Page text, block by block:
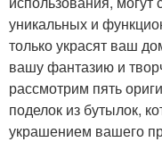
уникальных и
только украсят ваш
вашу фантазию и
рассмотрим пять
поделок из бутылок,
украшением вашего